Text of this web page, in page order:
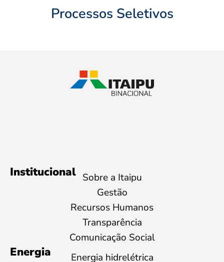
Processos Seletivos
Institucional Sobre a Itaipu
Gestão
Recursos Humanos
Transparência
Comunicação Social
Energia
Energia hidrelétrica